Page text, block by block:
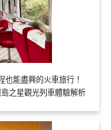
能盡興的火車旅行！
之星觀光列車體驗解析